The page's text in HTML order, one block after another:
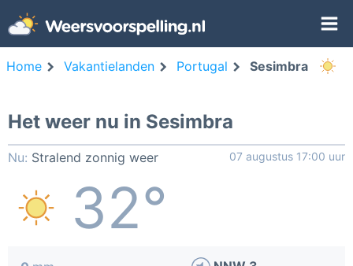
Home Vakantielanden Portugal Sesimbra
Het weer nu in Sesimbra
Nu: Stralend zonnig weer 07 augustus 17:00 uur
32°